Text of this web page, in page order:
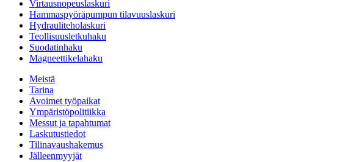
Virtausnopeuslaskuri
Hammaspyöräpumpun tilavuuslaskuri
Hydrauliteholaskuri
Teollisuusletkuhaku
Suodatinhaku
Magneettikelahaku
Meistä
Tarina
Avoimet työpaikat
Ympäristöpolitiikka
Messut ja tapahtumat
Laskutustiedot
Tilinavaushakemus
Jälleenmyyjät